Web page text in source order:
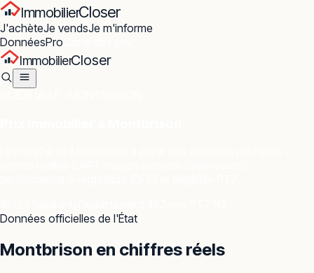
ImmobilierCloser
J'achèteJe vendsJe m'informe
DonnéesPro
ImmobilierCloser
Données officielles de l'État
Montbrison en chiffres réels